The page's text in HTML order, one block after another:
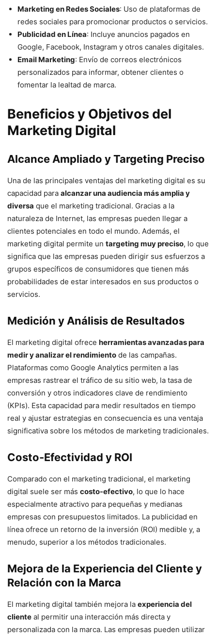
Marketing en Redes Sociales: Uso de plataformas de
redes sociales para promocionar productos o servicios.
Publicidad en Línea: Incluye anuncios pagados en
Google, Facebook, Instagram y otros canales digitales.
Email Marketing: Envío de correos electrónicos
personalizados para informar, obtener clientes o
fomentar la lealtad de marca.
Beneficios y Objetivos del
Marketing Digital
Alcance Ampliado y Targeting Preciso
Una de las principales ventajas del marketing digital es su
capacidad para alcanzar una audiencia más amplia y
diversa que el marketing tradicional. Gracias a la
naturaleza de Internet, las empresas pueden llegar a
clientes potenciales en todo el mundo. Además, el
marketing digital permite un targeting muy preciso, lo que
significa que las empresas pueden dirigir sus esfuerzos a
grupos específicos de consumidores que tienen más
probabilidades de estar interesados en sus productos o
servicios.
Medición y Análisis de Resultados
El marketing digital ofrece herramientas avanzadas para
medir y analizar el rendimiento de las campañas.
Plataformas como Google Analytics permiten a las
empresas rastrear el tráfico de su sitio web, la tasa de
conversión y otros indicadores clave de rendimiento
(KPIs). Esta capacidad para medir resultados en tiempo
real y ajustar estrategias en consecuencia es una ventaja
significativa sobre los métodos de marketing tradicionales.
Costo-Efectividad y ROI
Comparado con el marketing tradicional, el marketing
digital suele ser más costo-efectivo, lo que lo hace
especialmente atractivo para pequeñas y medianas
empresas con presupuestos limitados. La publicidad en
línea ofrece un retorno de la inversión (ROI) medible y, a
menudo, superior a los métodos tradicionales.
Mejora de la Experiencia del Cliente y
Relación con la Marca
El marketing digital también mejora la experiencia del
cliente al permitir una interacción más directa y
personalizada con la marca. Las empresas pueden utilizar